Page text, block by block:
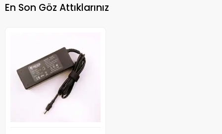
En Son Göz Attıklarınız